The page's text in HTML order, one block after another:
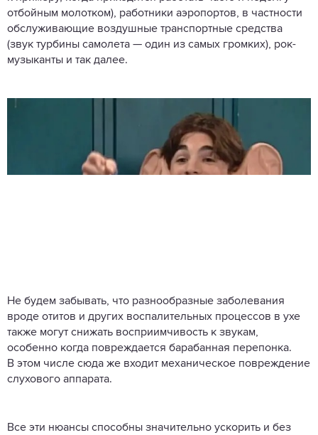
отбойным молотком), работники аэропортов, в частности
обслуживающие воздушные транспортные средства
(звук турбины самолета — один из самых громких), рок-
музыканты и так далее.
Не будем забывать, что разнообразные заболевания
вроде отитов и других воспалительных процессов в ухе
также могут снижать восприимчивость к звукам,
особенно когда повреждается барабанная перепонка.
В этом числе сюда же входит механическое повреждение
слухового аппарата.
Все эти нюансы способны значительно ускорить и без